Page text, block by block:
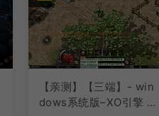
【亲测】【三端】- win
dows系统版–XO引擎 2